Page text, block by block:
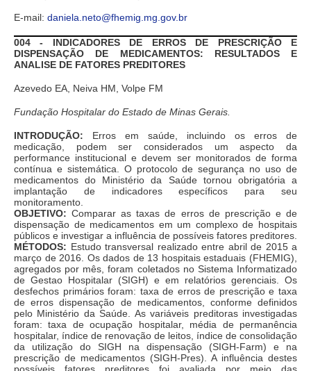
E-mail: daniela.neto@fhemig.mg.gov.br
004 - INDICADORES DE ERROS DE PRESCRIÇÃO E
DISPENSAÇÃO DE MEDICAMENTOS: RESULTADOS E
ANALISE DE FATORES PREDITORES
Azevedo EA, Neiva HM, Volpe FM
Fundação Hospitalar do Estado de Minas Gerais.
INTRODUÇÃO: Erros em saúde, incluindo os erros de
medicação, podem ser considerados um aspecto da
performance institucional e devem ser monitorados de forma
contínua e sistemática. O protocolo de segurança no uso de
medicamentos do Ministério da Saúde tornou obrigatória a
implantação de indicadores específicos para seu
monitoramento.
OBJETIVO: Comparar as taxas de erros de prescrição e de
dispensação de medicamentos em um complexo de hospitais
públicos e investigar a influência de possíveis fatores preditores.
MÉTODOS: Estudo transversal realizado entre abril de 2015 a
março de 2016. Os dados de 13 hospitais estaduais (FHEMIG),
agregados por mês, foram coletados no Sistema Informatizado
de Gestao Hospitalar (SIGH) e em relatórios gerenciais. Os
desfechos primários foram: taxa de erros de prescrição e taxa
de erros dispensação de medicamentos, conforme definidos
pelo Ministério da Saúde. As variáveis preditoras investigadas
foram: taxa de ocupação hospitalar, média de permanência
hospitalar, índice de renovação de leitos, índice de consolidação
da utilização do SIGH na dispensação (SIGH-Farm) e na
prescrição de medicamentos (SIGH-Pres). A influência destes